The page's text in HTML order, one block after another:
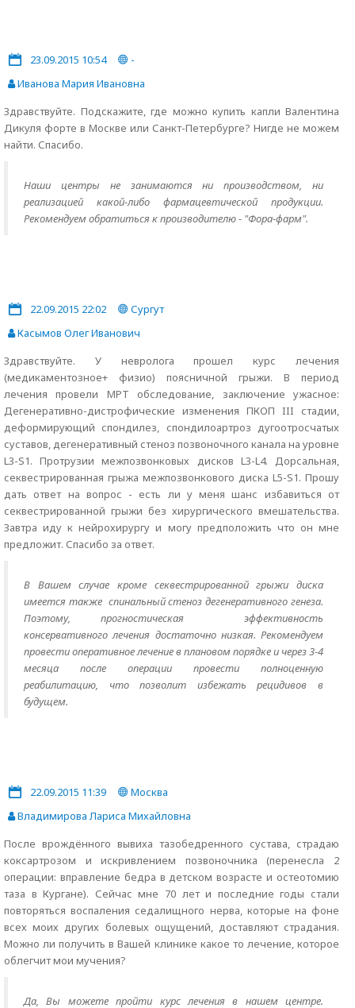
23.09.2015 10:54
-
Иванова Мария Ивановна
Здравствуйте. Подскажите, где можно купить капли Валентина
Дикуля форте в Москве или Санкт-Петербурге? Нигде не можем
найти. Спасибо.
Наши центры не занимаются ни производством, ни
реализацией какой-либо фармацевтической продукции.
Рекомендуем обратиться к производителю - "Фора-фарм".
22.09.2015 22:02
Сургут
Касымов Олег Иванович
Здравствуйте. У невролога прошел курс лечения
(медикаментозное+ физио) поясничной грыжи. В период
лечения провели МРТ обследование, заключение ужасное:
Дегенеративно-дистрофические изменения ПКОП III стадии,
деформирующий спондилез, спондилоартроз дугоотросчатых
суставов, дегенеративный стеноз позвоночного канала на уровне
L3-S1. Протрузии межпозвонковых дисков L3-L4. Дорсальная,
секвестрированная грыжа межпозвонкового диска L5-S1. Прошу
дать ответ на вопрос - есть ли у меня шанс избавиться от
секвестрированной грыжи без хирургического вмешательства.
Завтра иду к нейрохирургу и могу предположить что он мне
предложит. Спасибо за ответ.
В Вашем случае кроме секвестрированной грыжи диска
имеется также спинальный стеноз дегенеративного генеза.
Поэтому, прогностическая эффективность
консервативного лечения достаточно низкая. Рекомендуем
провести оперативное лечение в плановом порядке и через 3-4
месяца после операции провести полноценную
реабилитацию, что позволит избежать рецидивов в
будущем.
22.09.2015 11:39
Москва
Владимирова Лариса Михайловна
После врождённого вывиха тазобедренного сустава, страдаю
коксартрозом и искривлением позвоночника (перенесла 2
операции: вправление бедра в детском возрасте и остеотомию
таза в Кургане). Сейчас мне 70 лет и последние годы стали
повторяться воспаления седалищного нерва, которые на фоне
всех моих других болевых ощущений, доставляют страдания.
Можно ли получить в Вашей клинике какое то лечение, которое
облегчит мои мучения?
Да, Вы можете пройти курс лечения в нашем центре.